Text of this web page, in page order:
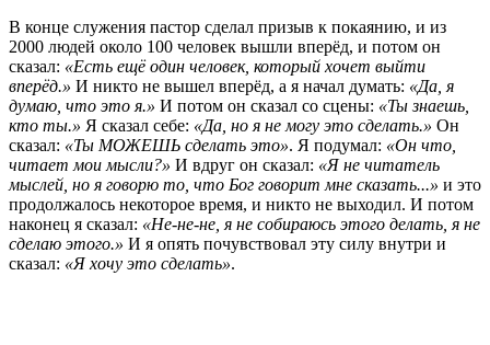
В конце служения пастор сделал призыв к покаянию, и из
2000 людей около 100 человек вышли вперёд, и потом он
сказал: «Есть ещё один человек, который хочет выйти
вперёд.» И никто не вышел вперёд, а я начал думать: «Да, я
думаю, что это я.» И потом он сказал со сцены: «Ты знаешь,
кто ты.» Я сказал себе: «Да, но я не могу это сделать.» Он
сказал: «Ты МОЖЕШЬ сделать это». Я подумал: «Он что,
читает мои мысли?» И вдруг он сказал: «Я не читатель
мыслей, но я говорю то, что Бог говорит мне сказать...» и это
продолжалось некоторое время, и никто не выходил. И потом
наконец я сказал: «Не-не-не, я не собираюсь этого делать, я не
сделаю этого.» И я опять почувствовал эту силу внутри и
сказал: «Я хочу это сделать».